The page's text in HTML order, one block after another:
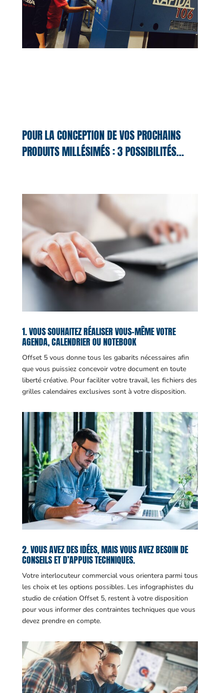
POUR LA CONCEPTION DE VOS PROCHAINS
PRODUITS MILLÉSIMÉS : 3 POSSIBILITÉS…
1. VOUS SOUHAITEZ RÉALISER VOUS-MÊME VOTRE
AGENDA, CALENDRIER OU NOTEBOOK
Offset 5 vous donne tous les gabarits nécessaires afin
que vous puissiez concevoir votre document en toute
liberté créative. Pour faciliter votre travail, les fichiers des
grilles calendaires exclusives sont à votre disposition.
2. VOUS AVEZ DES IDÉES, MAIS VOUS AVEZ BESOIN DE
CONSEILS ET D’APPUIS TECHNIQUES.
Votre interlocuteur commercial vous orientera parmi tous
les choix et les options possibles. Les infographistes du
studio de création Offset 5, restent à votre disposition
pour vous informer des contraintes techniques que vous
devez prendre en compte.